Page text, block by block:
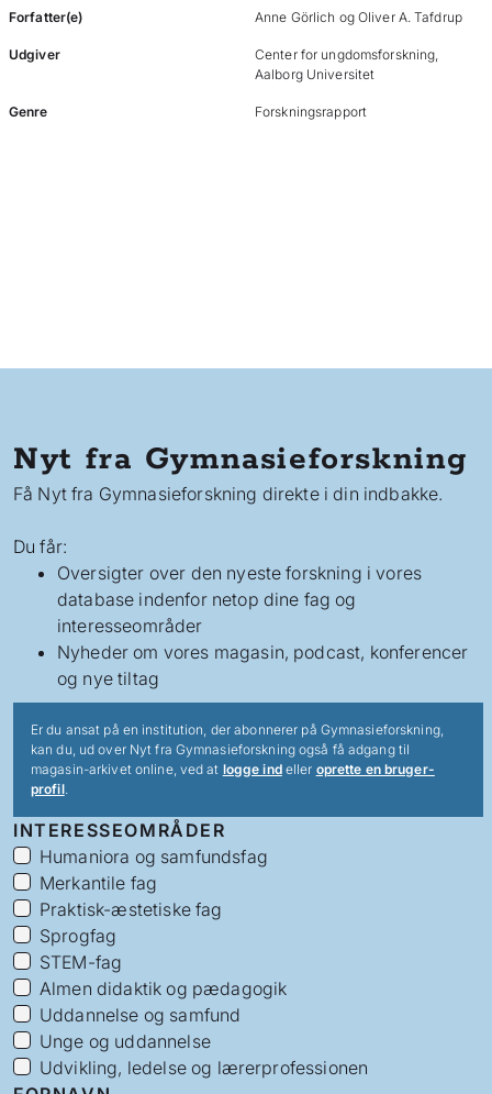
Forfatter(e) Anne Görlich og Oliver A. Tafdrup
Udgiver
Center for ungdomsforskning,
Aalborg Universitet
Genre Forskningsrapport
Nyt fra Gymnasieforskning
Få Nyt fra Gymnasieforskning direkte i din indbakke.
Du får:
Oversigter over den nyeste forskning i vores
database indenfor netop dine fag og
interesseområder
Nyheder om vores magasin, podcast, konferencer
og nye tiltag
Er du ansat på en institution, der abonnerer på Gymnasieforskning,
kan du, ud over Nyt fra Gymnasieforskning også få adgang til
magasin-arkivet online, ved at logge indeller oprette en bruger-
profil.
INTERESSEOMRÅDER
Humaniora og samfundsfag
Merkantile fag
Praktisk-æstetiske fag
Sprogfag
STEM-fag
Almen didaktik og pædagogik
Uddannelse og samfund
Unge og uddannelse
Udvikling, ledelse og lærerprofessionen